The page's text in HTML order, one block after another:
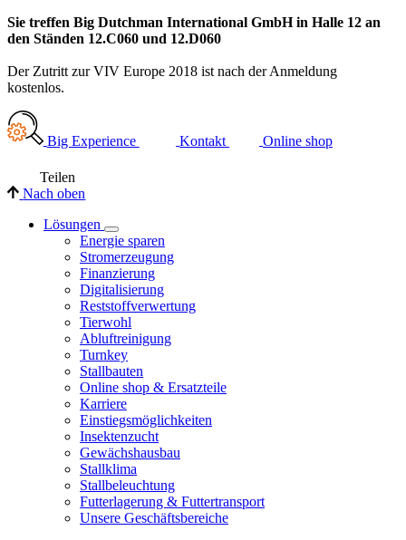
Sie treffen Big Dutchman International GmbH in Halle 12 an
den Ständen 12.C060 und 12.D060
Der Zutritt zur VIV Europe 2018 ist nach der Anmeldung
kostenlos.
Big Experience Kontakt Online shop
Teilen
Nach oben
Lösungen
Energie sparen
Stromerzeugung
Finanzierung
Digitalisierung
Reststoffverwertung
Tierwohl
Abluftreinigung
Turnkey
Stallbauten
Online shop & Ersatzteile
Karriere
Einstiegsmöglichkeiten
Insektenzucht
Gewächshausbau
Stallklima
Stallbeleuchtung
Futterlagerung & Futtertransport
Unsere Geschäftsbereiche